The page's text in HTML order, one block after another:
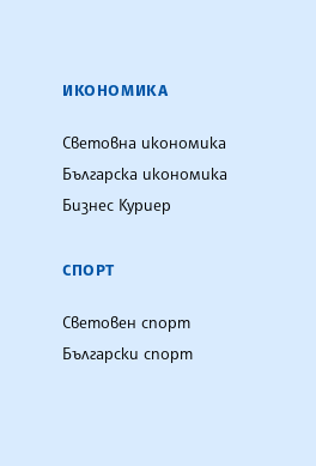
ИКОНОМИКА
Световна икономика
Българска икономика
Бизнес Куриер
СПОРТ
Световен спорт
Български спорт